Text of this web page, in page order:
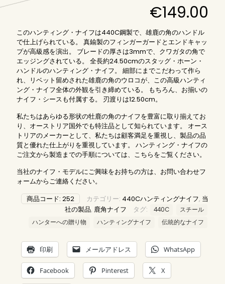
€149.00
このハンティング・ナイフは440C鋼製で、雄鹿の角のハンドル
で仕上げられている。 真鍮製のフィンガーガードとエンドキャッ
プが高級感を演出。 ブレードの厚さは3mmで、クワガタの角で
エッジングされている。 全長約24.50cmのスタッグ・ホーン・
ハンドルのハンティング・ナイフ。 細部にまでこだわって作ら
れ、リベット留めされた雄鹿の角のウロコが、この高級ハンティ
ング・ナイフ全体の外観を引き締めている。 もちろん、お揃いの
ナイフ・シースも付属する。 刃渡りは12.50cm。
私たちはあらゆる形状の牡鹿の角のナイフを豊富に取り揃えてお
り、オーストリア国外でも特注品として知られています。 オース
トリアのメーカーとして、私たちは顧客満足を重視し、製品の品
質と優れた仕上がりを重視しています。 ハンティング・ナイフの
ご注文から製造までの手順については、こちらをご覧ください。
当社のナイフ・モデルにご興味をお持ちの方は、お問い合わせフ
ォームからご連絡ください。
商品コード: 252 カテゴリー: 440Cハンティングナイフ, 当
社の製品, 鹿角ナイフ タグ: 440C
スチール
ハンターへの贈り物
ハンティングナイフ 伝統的なナイフ
印刷 メールアドレス WhatsApp
Facebook Pinterest X